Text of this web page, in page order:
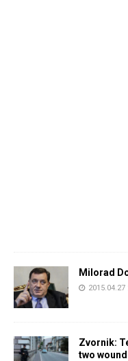
Milorad
2015.04.27
Zvornik:
two